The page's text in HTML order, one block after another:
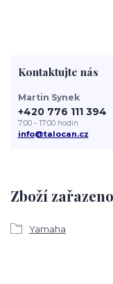
Zboží
Yamaha
Kontaktujte nás
Martin Synek
+420 776 111 394
7:00 - 17:00 hodin
info@talocan.cz